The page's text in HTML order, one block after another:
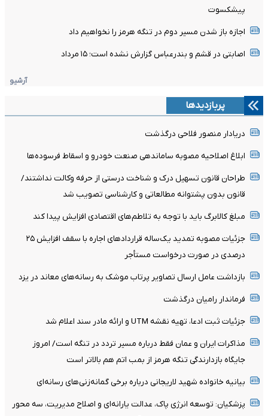
پیشکسوت
اجازه باز شدن مسیر دوم در تنگه هرمز را نخواهیم داد
اصابتی در قشم و بندرعباس گزارش نشده است؛ ۱۵ مرداد
آرشیو
پربازدیدها
دریادار منصور فلاحی درگذشت
ابلاغ اصلاحیه مصوبه ساماندهی صنعت خودرو و اسقاط فرسوده‌ها
طراحان قانون تسهیل درک و شناخت درستی از حرفه وکالت نداشتند/
قانون بدون پشتوانه مطالعاتی و کارشناسی تصویب شد
مبلغ کالابرگ باید با توجه به تلاطم‌های اقتصادی افزایش پیدا کند
جزئیات مصوبه تمدید یک‌ساله قرارداد‌های اجاره با سقف افزایش ۲۵
درصدی در صورت درخواست مستأجر
بازداشت عامل ارسال تصاویر پرتاب موشک به رسانه‌های معاند در یزد
فرماندار رامیان درگذشت
جزئیات ثبت ادعا، تهیه نقشه UTM و ارائه مادر سند اعلام شد
مذاکرات ایران و عمان فقط درباره مسیر تردد در تنگه است/ امروز
جایگاه بازدارندگی تنگه هرمز از بمب اتم هم بالاتر است
بیانیه خانواده شهید لاریجانی درباره برخی گمانه‌زنی‌های رسانه‌ای
پزشکیان: توسعه انرژی پاک، عدالت یارانه‌ای و اصلاح مدیریت، سه محور